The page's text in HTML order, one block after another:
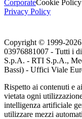
CorporateCookie Policy
Privacy Policy
Copyright © 1999-2026
03976881007 - Tutti i
S.p.A. - RTI S.p.A.,
Bassi) - Uffici Viale
Rispetto ai contenuti e
vietata ogni
intelligenza artificiale
utilizzare mezzi